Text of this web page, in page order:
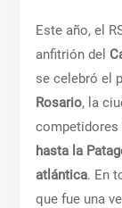
Este año, el
anfitrión del
se celebró el
Rosario, la
competidores
hasta la
atlántica. En
que fue una